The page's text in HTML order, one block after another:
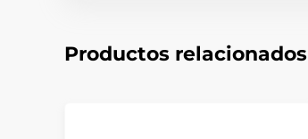
Productos relacionados